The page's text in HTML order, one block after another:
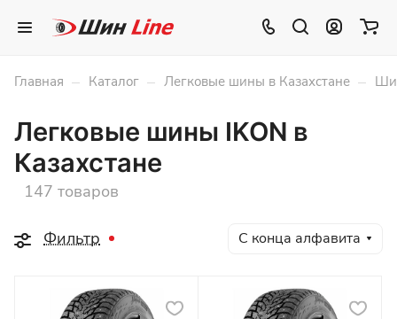
Главная – Каталог – Легковые шины в Казахстане –
Легковые шины IKON в
Казахстане
147 товаров
Фильтр С конца алфавита